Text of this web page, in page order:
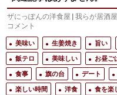
ザにっぽんの洋食屋 | 我らが居酒
コメント
美味い 生姜焼き 旨い
飯テロ
美味しい お昼ご
食事
旗の台 デート
楽しい時間
洋食 食を楽